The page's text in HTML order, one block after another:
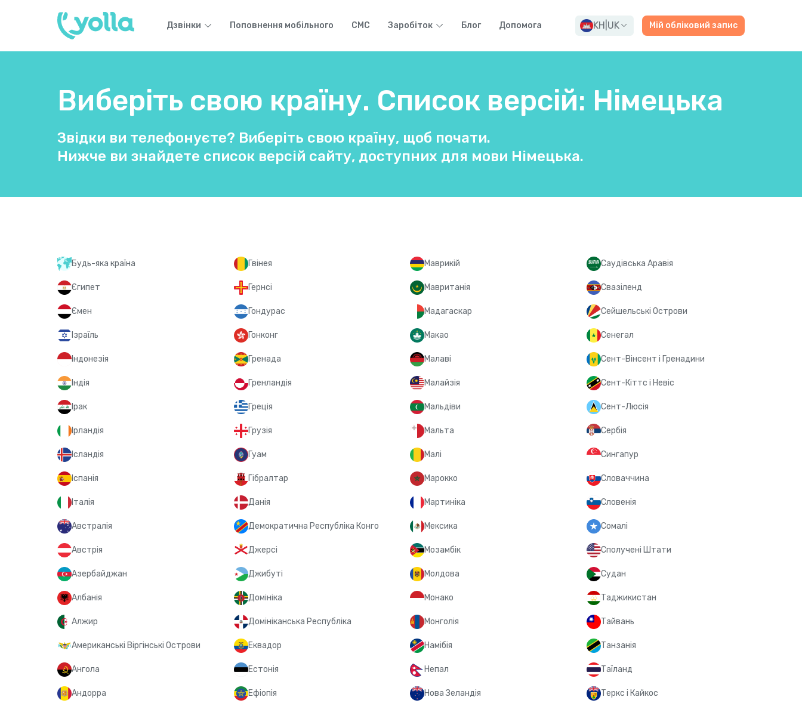
Дзвінки Поповнення мобільного СМС Заробіток Блог Допомога KH UK Мій обліковий запис
Виберіть свою країну. Список версій: Німецька
Звідки ви телефонуєте? Виберіть свою країну, щоб почати.
Нижче ви знайдете список версій сайту, доступних для мови Німецька.
Будь-яка країна
Єгипет
Ємен
Ізраїль
Індонезія
Індія
Ірак
Ірландія
Ісландія
Іспанія
Італія
Австралія
Австрія
Азербайджан
Албанія
Алжир
Американські Віргінські Острови
Ангола
Андорра
Гвінея
Гернсі
Гондурас
Гонконг
Гренада
Гренландія
Греція
Грузія
Гуам
Гібралтар
Данія
Демократична Республіка Конго
Джерсі
Джибуті
Домініка
Домініканська Республіка
Еквадор
Естонія
Ефіопія
Маврикій
Мавританія
Мадагаскар
Макао
Малаві
Малайзія
Мальдіви
Мальта
Малі
Марокко
Мартиніка
Мексика
Мозамбік
Молдова
Монако
Монголія
Намібія
Непал
Нова Зеландія
Саудівська Аравія
Свазіленд
Сейшельські Острови
Сенегал
Сент-Вінсент і Гренадини
Сент-Кіттс і Невіс
Сент-Люсія
Сербія
Сингапур
Словаччина
Словенія
Сомалі
Сполучені Штати
Судан
Таджикистан
Тайвань
Танзанія
Таїланд
Теркс і Кайкос